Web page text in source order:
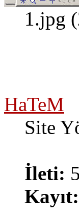
1.jpg
HaTeM
Site
İleti:
Kayıt: